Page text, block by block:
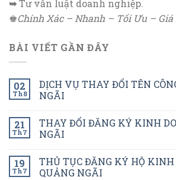
➥Tư vấn luật doanh nghiệp.
♚Chính Xác – Nhanh – Tối Ưu – Giá
BÀI VIẾT GẦN ĐÂY
02
Th8
DỊCH VỤ THAY ĐỔI TÊN
NGÃI
21
Th7
THAY ĐỔI ĐĂNG KÝ KINH
NGÃI
19
Th7
THỦ TỤC ĐĂNG KÝ HỘ
QUẢNG NGÃI